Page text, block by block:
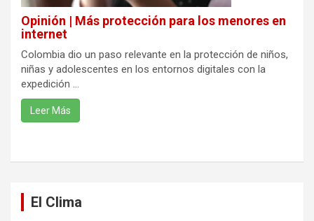
Opinión | Más protección para los menores en
internet
Colombia dio un paso relevante en la protección de niños,
niñas y adolescentes en los entornos digitales con la
expedición ...
Leer Más
El Clima